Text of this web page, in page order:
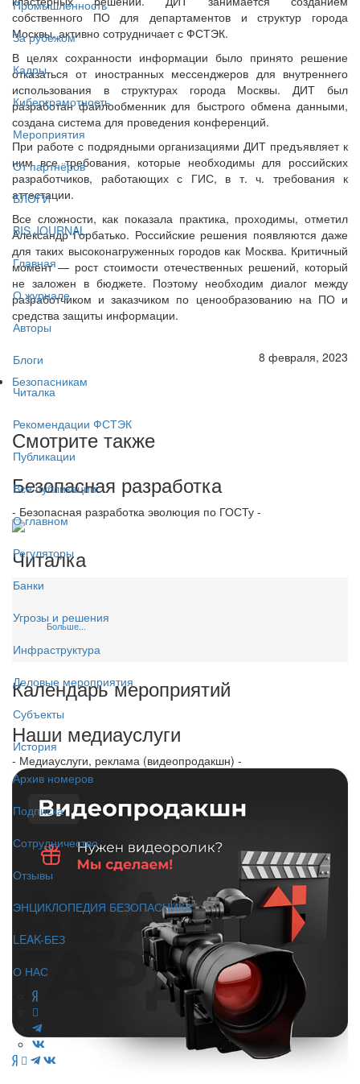
Промышленность
За рубежом
Кадры
Киберграмотность
Мероприятия
От партнёров
БЛОГИ
BIS JOURNAL
Главная
О журнале
Авторы
Блоги
Читалка
Рекомендации ФСТЭК
Публикации
Все публикации
О главном
Регуляторы
Банки
Угрозы и решения
Инфраструктура
Деловые мероприятия
Субъекты
История
Архив номеров
Подписка
Сотрудничество
Отзывы
ЭНЦИКЛОПЕДИЯ БЕЗОПАСНИКА
LEAK-БЕЗ
О НАС
собственного ПО для департаментов и структур города
Москвы, активно сотрудничает с ФСТЭК.
В целях сохранности информации было принято решение
отказаться от иностранных мессенджеров для внутреннего
использования в структурах города Москвы. ДИТ был
разработан файлообменник для быстрого обмена данными,
создана система для проведения конференций.
При работе с подрядными организациями ДИТ предъявляет к
ним все требования, которые необходимы для российских
разработчиков, работающих с ГИС, в т. ч. требования к
аттестации.
Все сложности, как показала практика, проходимы, отметил
Александр Горбатько. Российские решения появляются даже
для таких высоконагруженных городов как Москва. Критичный
момент — рост стоимости отечественных решений, который
не заложен в бюджете. Поэтому необходим диалог между
разработчиком и заказчиком по ценообразованию на ПО и
средства защиты информации.
8 февраля, 2023
Безопасникам
Смотрите также
Безопасная разработка
- Безопасная разработка эволюция по ГОСТу -
Читалка
Больше...
Календарь мероприятий
Наши медиауслуги
- Медиауслуги, реклама (видеопродакшн) -